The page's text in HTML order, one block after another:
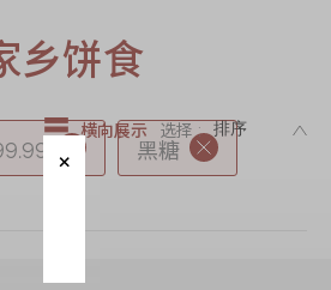
士尼系列
华LINE
礼盒
产品
乡饼食
黑糖
横向展示 选择 :